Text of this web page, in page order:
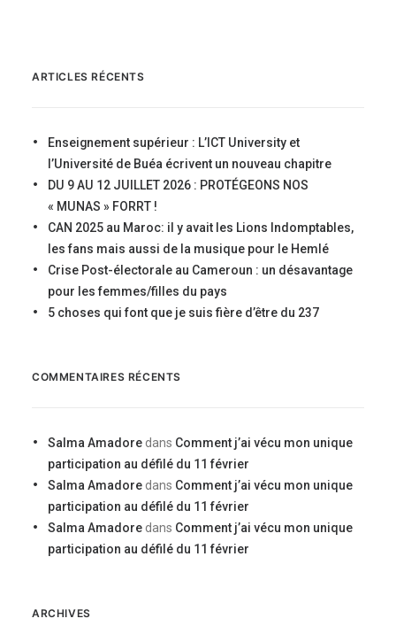
ARTICLES RÉCENTS
Enseignement supérieur : L’ICT University et
l’Université de Buéa écrivent un nouveau chapitre
DU 9 AU 12 JUILLET 2026 : PROTÉGEONS NOS
« MUNAS » FORRT !
CAN 2025 au Maroc: il y avait les Lions Indomptables,
les fans mais aussi de la musique pour le Hemlé
Crise Post-électorale au Cameroun : un désavantage
pour les femmes/filles du pays
5 choses qui font que je suis fière d’être du 237
COMMENTAIRES RÉCENTS
Salma Amadore dans Comment j’ai vécu mon unique
participation au défilé du 11 février
Salma Amadore dans Comment j’ai vécu mon unique
participation au défilé du 11 février
Salma Amadore dans Comment j’ai vécu mon unique
participation au défilé du 11 février
ARCHIVES